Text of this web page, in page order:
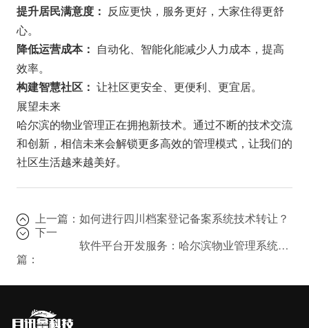
提升居民满意度： 反应更快，服务更好，大家住得更舒
心。
降低运营成本： 自动化、智能化能减少人力成本，提高
效率。
构建智慧社区： 让社区更安全、更便利、更宜居。
展望未来
哈尔滨的物业管理正在拥抱新技术。通过不断的技术交流
和创新，相信未来会解锁更多高效的管理模式，让我们的
社区生活越来越美好。
上一篇：如何进行四川档案登记备案系统技术转让？
下一
篇：
软件平台开发服务：哈尔滨物业管理系统的创新之路